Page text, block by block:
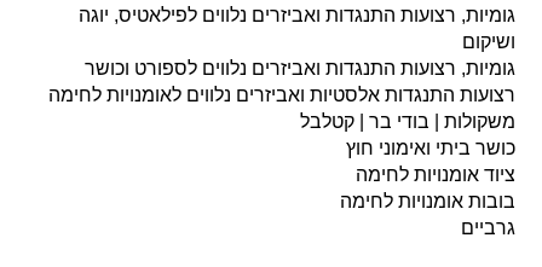
גומיות, רצועות התנגדות ואביזרים נלווים לפילאטיס, יוגה
ושיקום
גומיות, רצועות התנגדות ואביזרים נלווים לספורט וכושר
רצועות התנגדות אלסטיות ואביזרים נלווים לאומנויות לחימה
משקולות | בודי בר | קטלבל
כושר ביתי ואימוני חוץ
ציוד אומנויות לחימה
בובות אומנויות לחימה
גרביים